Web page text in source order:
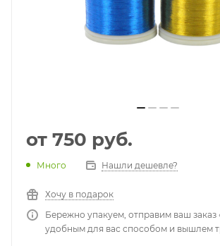
от 750 руб.
Много Нашли дешевле?
Хочу в подарок
Бережно упакуем, отправим ваш заказ
удобным для вас способом и вышлем